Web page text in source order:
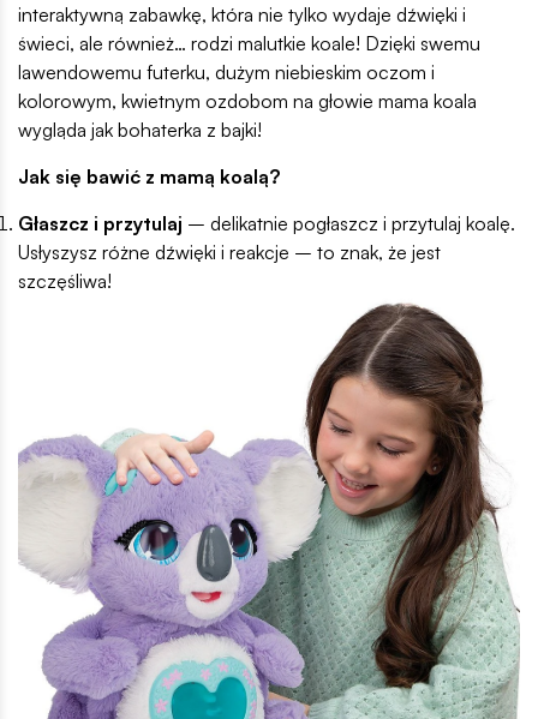
interaktywną zabawkę, która nie tylko wydaje dźwięki i
świeci, ale również… rodzi malutkie koale! Dzięki swemu
lawendowemu futerku, dużym niebieskim oczom i
kolorowym, kwietnym ozdobom na głowie mama koala
wygląda jak bohaterka z bajki!
Jak się bawić z mamą koalą?
Głaszcz i przytulaj – delikatnie pogłaszcz i przytulaj koalę.
Usłyszysz różne dźwięki i reakcje – to znak, że jest
szczęśliwa!